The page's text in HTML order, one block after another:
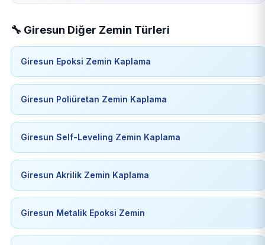
🔧 Giresun Diğer Zemin Türleri
Giresun Epoksi Zemin Kaplama
Giresun Poliüretan Zemin Kaplama
Giresun Self-Leveling Zemin Kaplama
Giresun Akrilik Zemin Kaplama
Giresun Metalik Epoksi Zemin